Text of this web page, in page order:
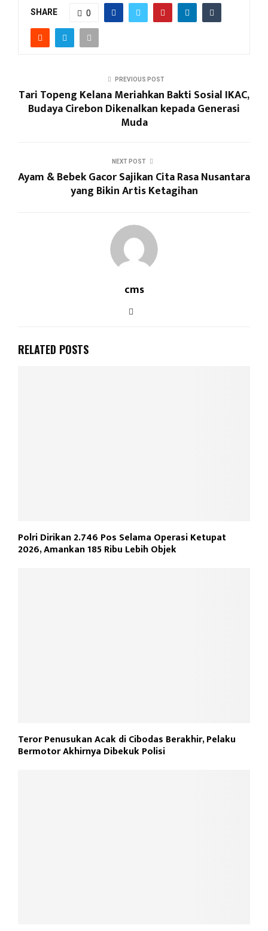
SHARE 0
PREVIOUS POST
Tari Topeng Kelana Meriahkan Bakti Sosial IKAC,
Budaya Cirebon Dikenalkan kepada Generasi
Muda
NEXT POST
Ayam & Bebek Gacor Sajikan Cita Rasa Nusantara
yang Bikin Artis Ketagihan
cms
RELATED POSTS
Polri Dirikan 2.746 Pos Selama Operasi Ketupat
2026, Amankan 185 Ribu Lebih Objek
Teror Penusukan Acak di Cibodas Berakhir, Pelaku
Bermotor Akhirnya Dibekuk Polisi